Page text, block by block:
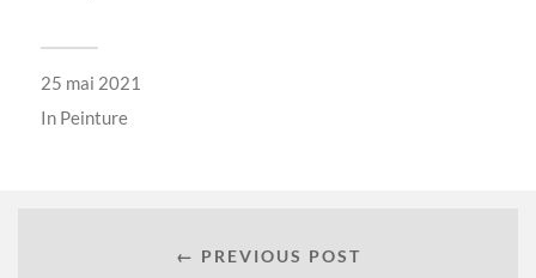
25 mai 2021
In Peinture
← PREVIOUS POST